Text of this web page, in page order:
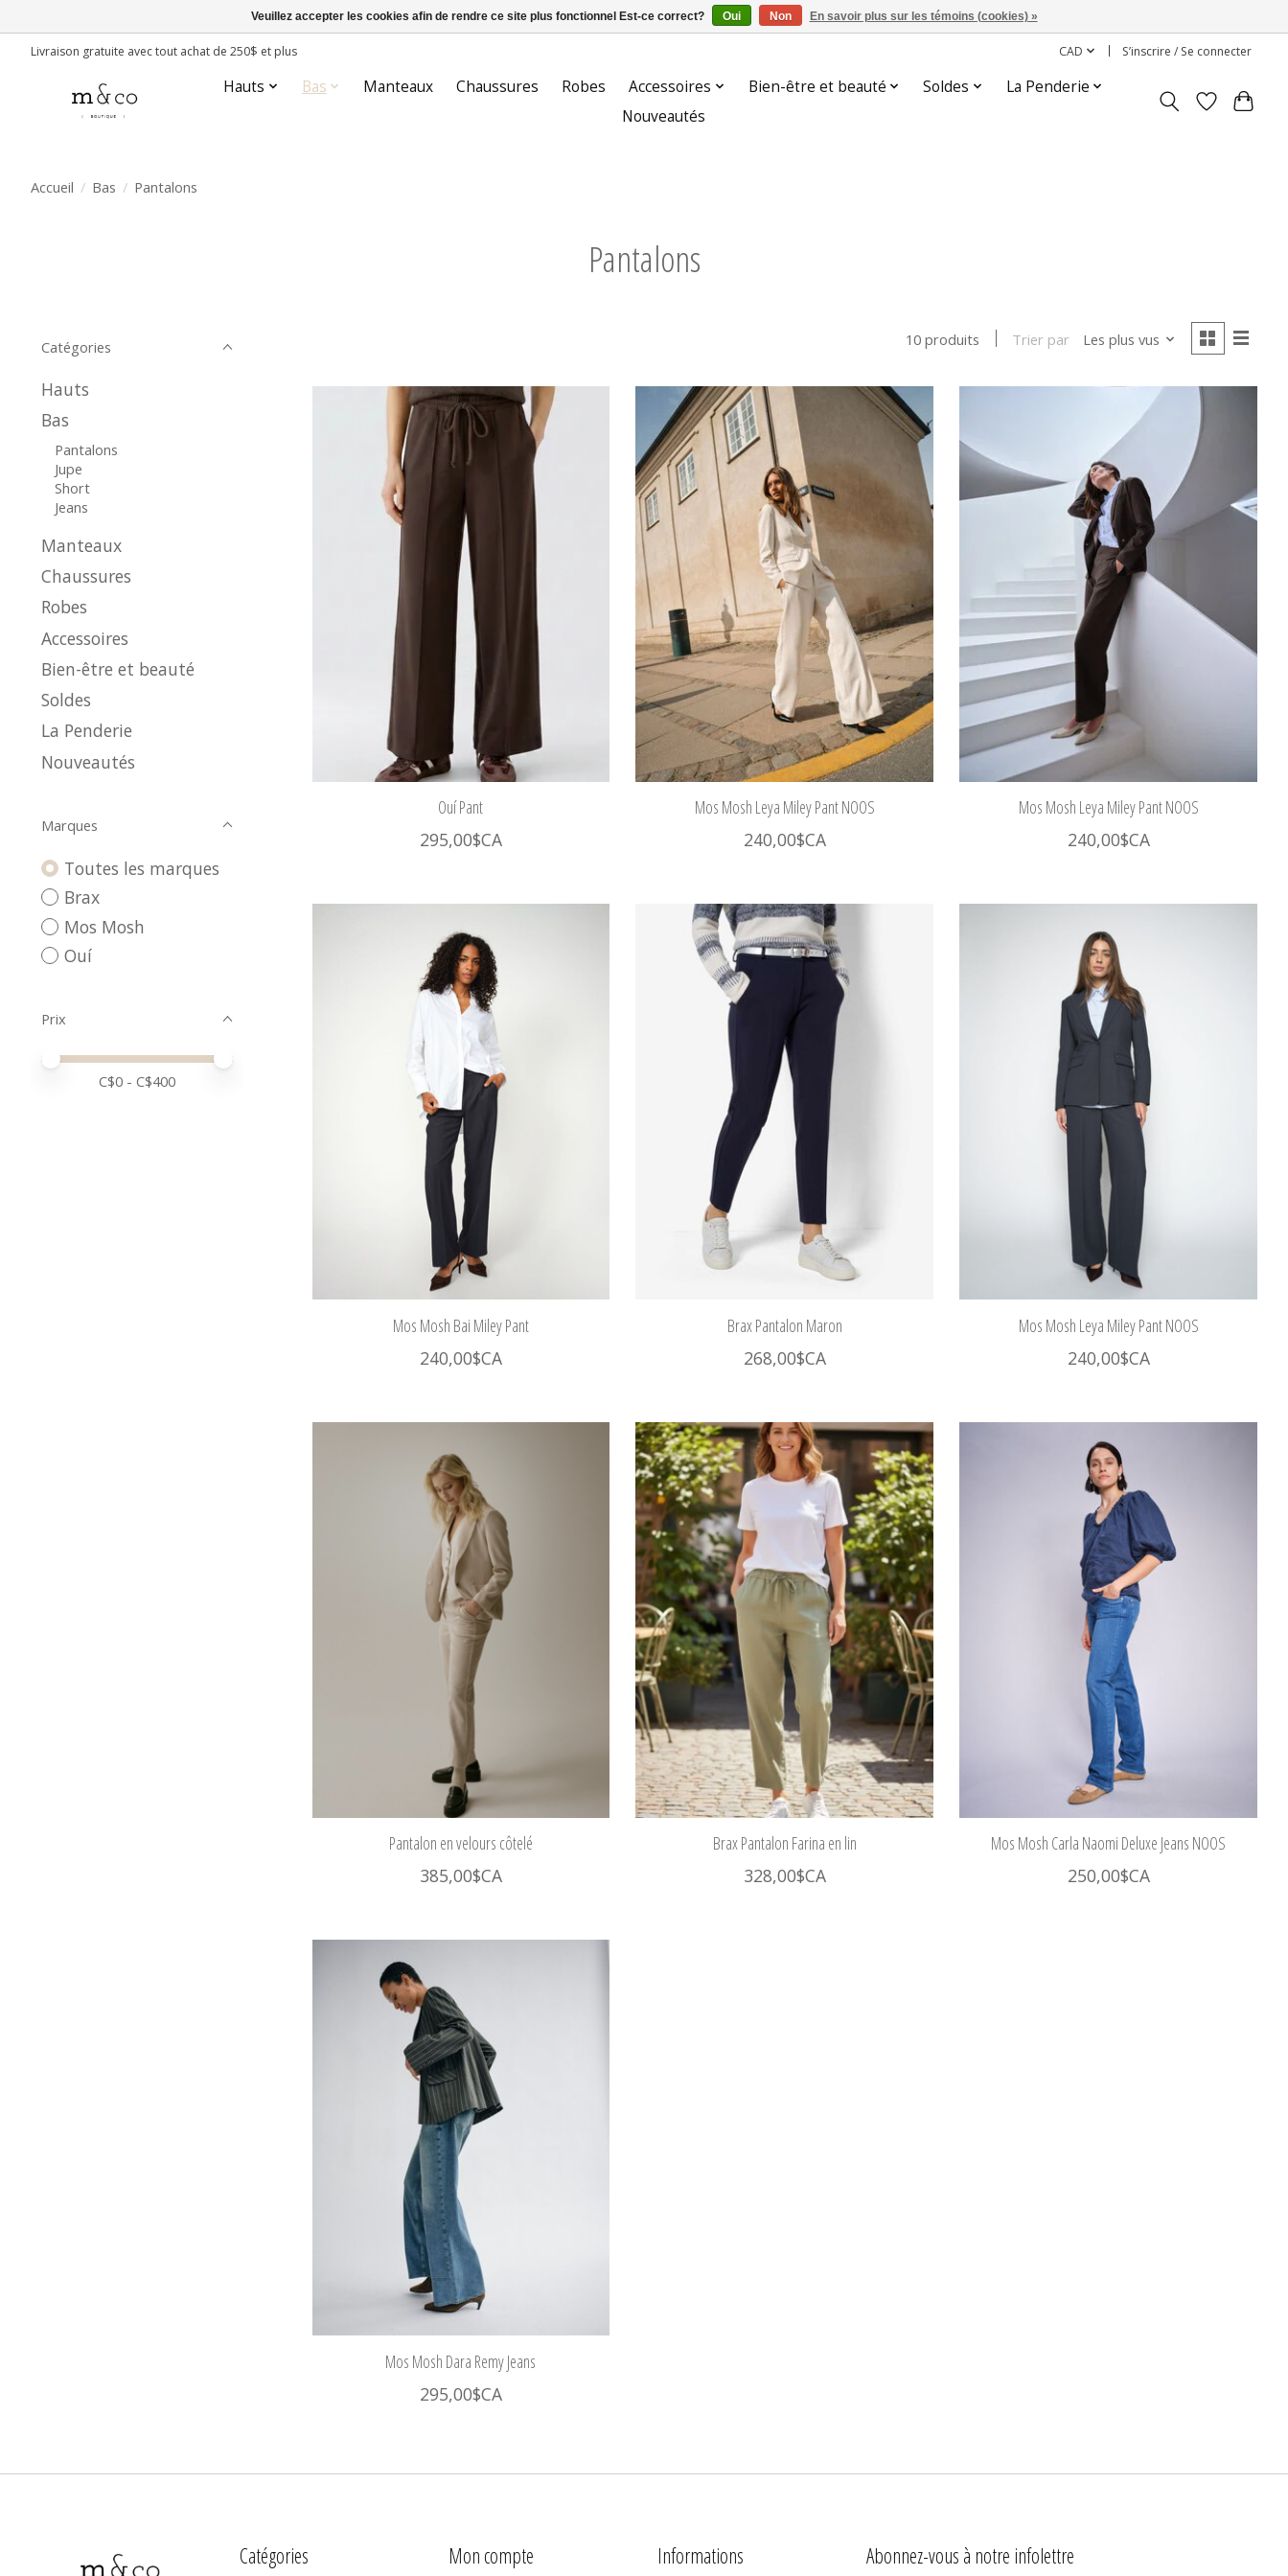
Livraison gratuite avec tout achat de 250$ et plus CAD S’inscrire / Se connecter
Hauts Bas Manteaux Chaussures Robes Accessoires Bien-être et beauté Soldes
La Penderie
Nouveautés
Accueil / Bas / Pantalons
Pantalons
Catégories
Hauts
Bas
Pantalons
Jupe
Short
Jeans
Manteaux
Chaussures
Robes
Accessoires
Bien-être et beauté
Soldes
La Penderie
Nouveautés
Marques
Toutes les marques
Brax
Mos Mosh
Ouí
Prix
Prix minimum
Price maximum value
C$0 - C$400
10 produits Trier par Les plus vus
Ouí Pant
295,00$CA
Mos Mosh Leya Miley Pant NOOS
240,00$CA
Mos Mosh Leya Miley Pant NOOS
240,00$CA
Mos Mosh Bai Miley Pant
240,00$CA
Brax Pantalon Maron
268,00$CA
Mos Mosh Leya Miley Pant NOOS
240,00$CA
Pantalon en velours côtelé
385,00$CA
Brax Pantalon Farina en lin
328,00$CA
Mos Mosh Carla Naomi Deluxe Jeans NOOS
250,00$CA
Mos Mosh Dara Remy Jeans
295,00$CA
Catégories Mon compte Informations Abonnez-vous à notre infolettre
Veuillez accepter les cookies afin de rendre ce site plus fonctionnel Est-ce correct? Oui Non En savoir plus sur les témoins (cookies) »